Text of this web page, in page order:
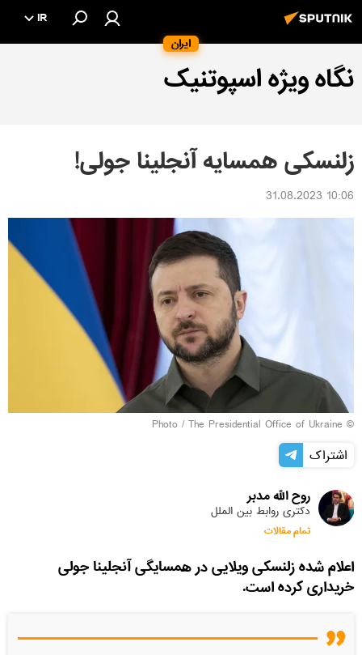
ایران
IR
نگاه ویژه اسپوتنیک
زلنسکی همسایه آنجلینا جولی!
10:06 31.08.2023
© Photo /
The Presidential Office of Ukraine
اشتراک
روح الله مدبر
دکتری روابط بین الملل
تمام مقالات
اعلام شده زلنسکی ویلایی در همسایگی آنجلینا جولی
خریداری کرده است.